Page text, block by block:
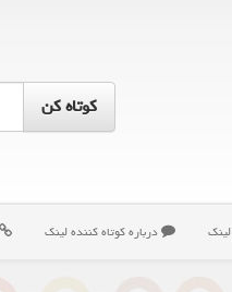
درباره كوتاه كننده لینك